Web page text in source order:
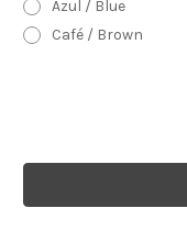
Azul / Blue
Café / Brown